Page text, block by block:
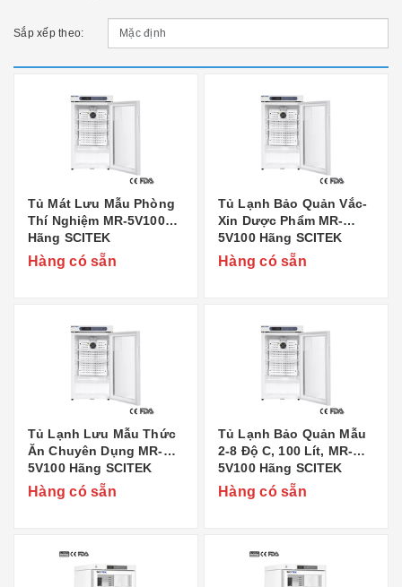
Sắp xếp theo:
Tủ Mát Lưu Mẫu Phòng
Thí Nghiệm MR-5V100
Hãng SCITEK
Hàng có sẵn
Tủ Lạnh Bảo Quản Vắc-
Xin Dược Phẩm MR-
5V100 Hãng SCITEK
Hàng có sẵn
Tủ Lạnh Lưu Mẫu Thức
Ăn Chuyên Dụng MR-
5V100 Hãng SCITEK
Hàng có sẵn
Tủ Lạnh Bảo Quản Mẫu
2-8 Độ C, 100 Lít, MR-
5V100 Hãng SCITEK
Hàng có sẵn